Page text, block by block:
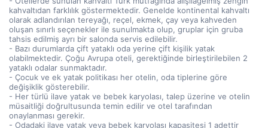
kahvaltıdan farklılık göstermektedir. Genelde kontinental kahvaltı
olarak adlandırılan tereyağı, reçel, ekmek, çay veya kahveden
oluşan sınırlı seçenekler ile sunulmakta olup, gruplar için gruba
tahsis edilmiş ayrı bir salonda servis edilebilir.
- Bazı durumlarda çift yataklı oda yerine çift kişilik yatak
olabilmektedir. Çoğu Avrupa oteli, gerektiğinde birleştirilebilen 2
yataklı odalar sunmaktadır.
- Çocuk ve ek yatak politikası her otelin, oda tiplerine göre
değişiklik gösterebilir.
- Her türlü ilave yatak ve bebek karyolası, talep üzerine ve otelin
müsaitliği doğrultusunda temin edilir ve otel tarafından
onaylanması gerekir.
- Odadaki ilave yatak veya bebek karyolası kapasitesi 1 adettir